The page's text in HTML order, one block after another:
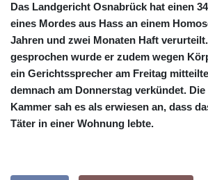
Das Landgericht Osnabrück hat einen
eines Mordes aus Hass an einem
Jahren und zwei Monaten Haft
gesprochen wurde er zudem wegen
ein Gerichtssprecher am Freitag
demnach am Donnerstag verkündet.
Kammer sah es als erwiesen an, dass
Täter in einer Wohnung lebte.